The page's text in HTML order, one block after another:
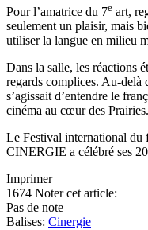
Pour l’amatrice du 7e art,
seulement un plaisir, mais
utiliser la langue en milieu
Dans la salle, les réactions
regards complices. Au-delà
s’agissait d’entendre le
cinéma au cœur des Prairies.
Le Festival international du
CINERGIE a célébré ses
Imprimer
1674 Noter cet article:
Pas de note
Balises: Cinergie